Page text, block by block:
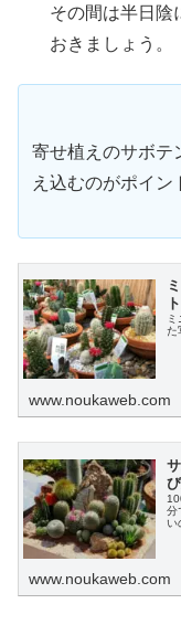
その間は半日陰
おきましょう。
寄せ植えのサボテ
え込むのがポイン
た
www.noukaweb.com
分
い
www.noukaweb.com